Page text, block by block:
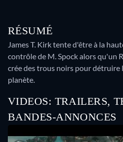
RÉSUMÉ
James T. Kirk tente d'être à la
contrôle de M. Spock alors qu'un
crée des trous noirs pour détruire
planète.
VIDEOS: TRAILERS,
BANDES-ANNONCES